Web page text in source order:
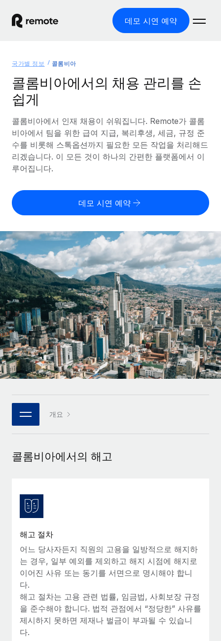
데모 시연 예약
글로벌 고용
글로벌 급여
규정을 준수하며 급여 지급을 손쉽게 처리
기록상 고용주(EOR)
법인 설립 비용 없이 전 세계로 사업을 확장
복잡한 고용 업무를 아웃소싱
인프라
Remote 통합
HR을 워크플로에 매끄럽게 통합
플랫폼
팀을 위한 통합된 핵심 HR 기능
연결 새로운
통합
핵심 비즈니스 도구로 프로세스를 간소화
전문가 상담
신원 조사
채용 후보자 심사 프로세스 간소화
Compliance Watchtower
기기 관리
전 세계 IT 장비 제공 및 추적 관리
법인 설립
법인 설립을 빠르고 준법적으로 지원
글로벌 인재 이동 및 전근
솔루션
글로벌 서비스 제공
국가별 정보
국가별 글로벌 채용 지원 알아보기
미국 주별 정보
Remote와 다른 솔루션 비교
다른 업체들과 비교해보기
스타트업
성장하는 기업을 위한 민첩한 글로벌 HR 및 급여 솔루션
중견기업
맞춤형 HR 솔루션으로 팀 확장
엔터프라이즈
대기업을 위한 글로벌 HR
REMOTE 파트너 되기
플랫폼에 글로벌 HR을 유연하게 통합
Remote와의 파트너십 기회 탐색
Remote Build 곧 제공 예정
사례 연구
리소스
도구 및 계산기
오분류 리스크 평가 도구
국가별 총 인건비 계산
글로벌 계약직을 위한 통화 옵션과 지급 소요 시간 확인
REMOTE와 함께 배우기
리서치 및 가이드
사례 연구
HR 용어집
체크리스트 및 템플릿
직무 설명 라이브러리
이벤트
급여 및 인재 인사이트
모든 리소스 보기
글로벌 급여
EOR 및 PEO
계약자 관리
세금
요금
한국어
English
Nederlands
Français
Deutsch
Español
Italiano
Português (Portugal)
한국어
로그인
국가별 정보 콜롬비아
콜롬비아에서의 채용 관리를 손
쉽게
콜롬비아에서 인재 채용이 쉬워집니다. Remote가 콜롬
비아에서 팀을 위한 급여 지급, 복리후생, 세금, 규정 준
수를 비롯해 스톡옵션까지 필요한 모든 작업을 처리해드
리겠습니다. 이 모든 것이 하나의 간편한 플랫폼에서 이
루어집니다.
데모 시연 예약
개요
콜롬비아에서의 해고
해고 절차
어느 당사자든지 직원의 고용을 일방적으로 해지하
는 경우, 일부 예외를 제외하고 해지 시점에 해지로
이어진 사유 또는 동기를 서면으로 명시해야 합니
다.
해고 절차는 고용 관련 법률, 임금법, 사회보장 규정
을 준수해야 합니다. 법적 관점에서 “정당한” 사유를
제시하지 못하면 제재나 벌금이 부과될 수 있습니
다.